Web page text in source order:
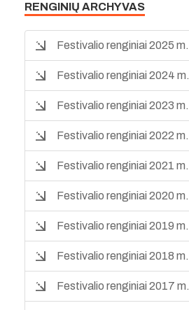
RENGINIŲ ARCHYVAS
Festivalio renginiai 2025 m.
Festivalio renginiai 2024 m.
Festivalio renginiai 2023 m.
Festivalio renginiai 2022 m.
Festivalio renginiai 2021 m.
Festivalio renginiai 2020 m.
Festivalio renginiai 2019 m.
Festivalio renginiai 2018 m.
Festivalio renginiai 2017 m.